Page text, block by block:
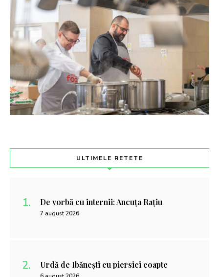
ULTIMELE RETETE
De vorbă cu internii: Ancuța Rațiu
7 august 2026
Urdă de Ibănești cu piersici coapte